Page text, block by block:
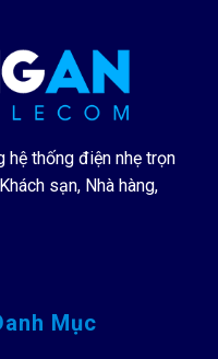
thống điện nhẹ trọn
sạn, Nhà hàng,
Mục